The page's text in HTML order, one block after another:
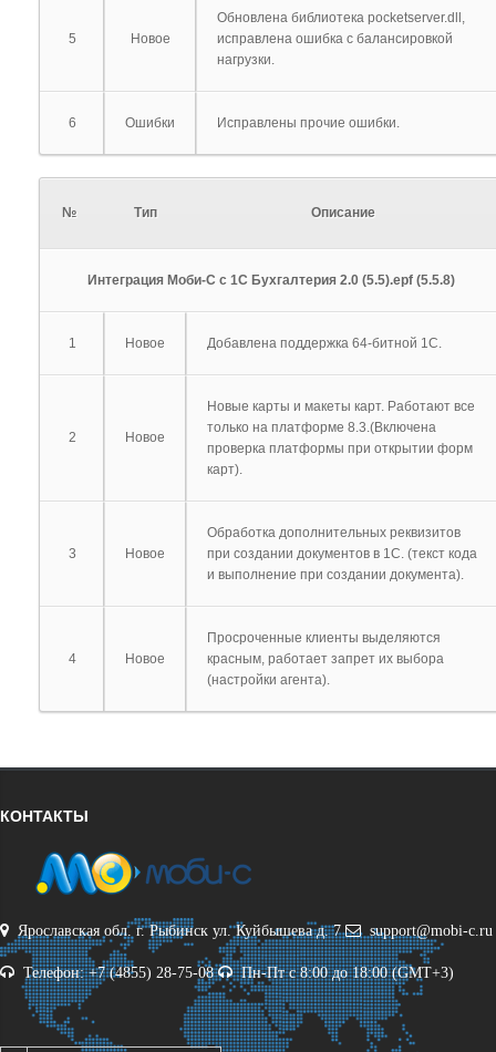
5 Новое
Обновлена библиотека pocketserver.dll,
исправлена ошибка с балансировкой
нагрузки.
6 Ошибки Исправлены прочие ошибки.
№ Тип Описание
Интеграция Моби-С с 1С Бухгалтерия 2.0 (5.5).epf (5.5.8)
1 Новое Добавлена поддержка 64-битной 1С.
2 Новое
Новые карты и макеты карт. Работают все
только на платформе 8.3.(Включена
проверка платформы при открытии форм
карт).
3 Новое
Обработка дополнительных реквизитов
при создании документов в 1С. (текст кода
и выполнение при создании документа).
4 Новое
Просроченные клиенты выделяются
красным, работает запрет их выбора
(настройки агента).
КОНТАКТЫ
Ярославская обл. г. Рыбинск ул. Куйбышева д. 7 support@mobi-c.ru
Телефон: +7 (4855) 28-75-08 Пн-Пт с 8:00 до 18:00 (GMT+3)